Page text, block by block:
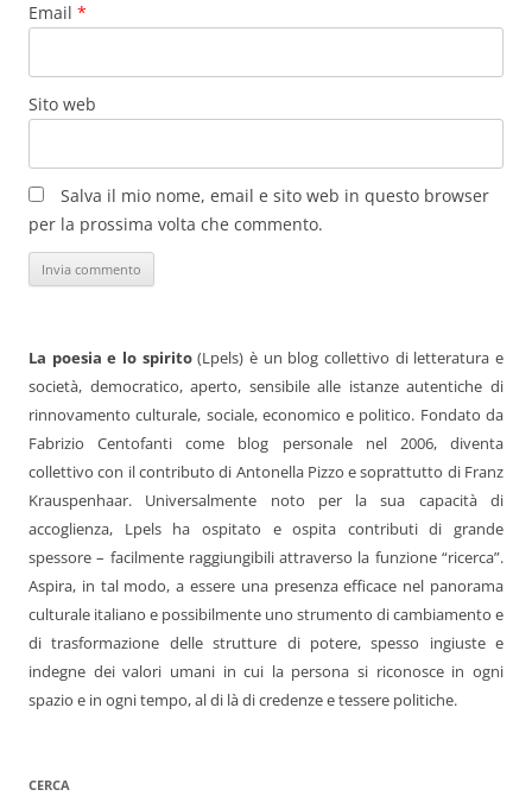
Email *
Sito web
Salva il mio nome, email e sito web in questo browser
per la prossima volta che commento.
La poesia e lo spirito(Lpels) è un blog collettivo di letteratura e
società, democratico, aperto, sensibile alle istanze autentiche di
rinnovamento culturale, sociale, economico e politico. Fondato da
Fabrizio Centofanti come blog personale nel 2006, diventa
collettivo con il contributo di Antonella Pizzo e soprattutto di Franz
Krauspenhaar. Universalmente noto per la sua capacità di
accoglienza, Lpels ha ospitato e ospita contributi di grande
spessore – facilmente raggiungibili attraverso la funzione “ricerca”.
Aspira, in tal modo, a essere una presenza efficace nel panorama
culturale italiano e possibilmente uno strumento di cambiamento e
di trasformazione delle strutture di potere, spesso ingiuste e
indegne dei valori umani in cui la persona si riconosce in ogni
spazio e in ogni tempo, al di là di credenze e tessere politiche.
CERCA